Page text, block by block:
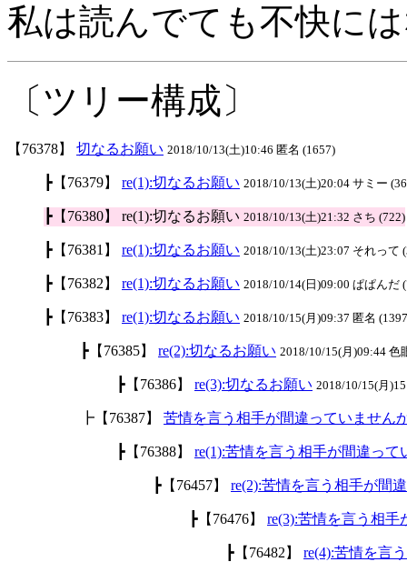
私は読んでても不快に
〔ツリー構成〕
【76378】 切なるお願い 2018/10/13(土)10:46 匿名 (1657)
┣【76379】 re(1):切なるお願い 2018/10/13(土)20:04 サミー
┣【76380】 re(1):切なるお願い 2018/10/13(土)21:32 さち (722)
┣【76381】 re(1):切なるお願い 2018/10/13(土)23:07 それって
┣【76382】 re(1):切なるお願い 2018/10/14(日)09:00 ぱぱんだ
┣【76383】 re(1):切なるお願い 2018/10/15(月)09:37 匿名
┣【76385】 re(2):切なるお願い 2018/10/15(月)09:44 色
┣【76386】 re(3):切なるお願い 2018/10/15(月
┣【76387】 苦情を言う相手が間違っていません
┣【76388】 re(1):苦情を言う相手が間違って
┣【76457】 re(2):苦情を言う相手が間
┣【76476】 re(3):苦情を言う相
┣【76482】 re(4):苦情を言